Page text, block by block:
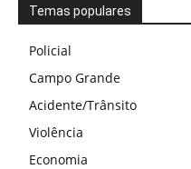
Temas populares
Policial
Campo Grande
Acidente/Trânsito
Violência
Economia